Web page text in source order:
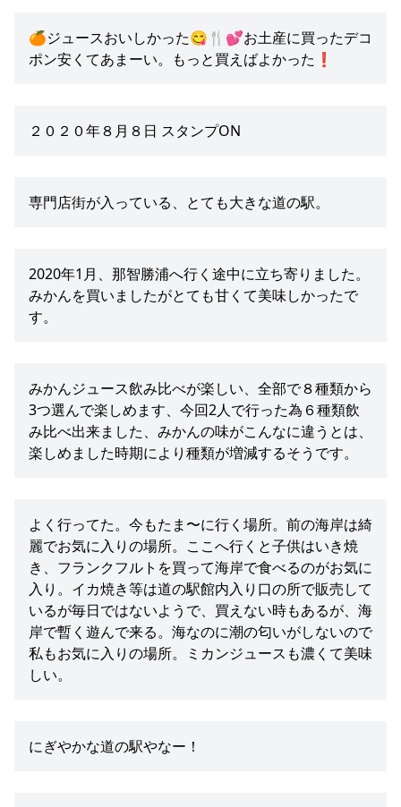
🍊ジュースおいしかった😋🍴💕お土産に買ったデコ
ポン安くてあまーい。もっと買えばよかった❗
２０２０年８月８日 スタンプON
専門店街が入っている、とても大きな道の駅。
2020年1月、那智勝浦へ行く途中に立ち寄りました。
みかんを買いましたがとても甘くて美味しかったで
す。
みかんジュース飲み比べが楽しい、全部で８種類から
3つ選んで楽しめます、今回2人で行った為６種類飲
み比べ出来ました、みかんの味がこんなに違うとは、
楽しめました時期により種類が増減するそうです。
よく行ってた。今もたま〜に行く場所。前の海岸は綺
麗でお気に入りの場所。ここへ行くと子供はいき焼
き、フランクフルトを買って海岸で食べるのがお気に
入り。イカ焼き等は道の駅館内入り口の所で販売して
いるが毎日ではないようで、買えない時もあるが、海
岸で暫く遊んで来る。海なのに潮の匂いがしないので
私もお気に入りの場所。ミカンジュースも濃くて美味
しい。
にぎやかな道の駅やなー！